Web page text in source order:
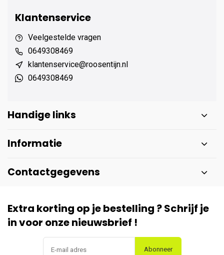
Klantenservice
Veelgestelde vragen
0649308469
klantenservice@roosentijn.nl
0649308469
Handige links
Informatie
Contactgegevens
Extra korting op je bestelling ? Schrijf je
in voor onze nieuwsbrief !
Abonneer